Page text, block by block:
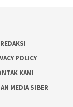
REDAKSI
POLICY
KAMI
MEDIA SIBER